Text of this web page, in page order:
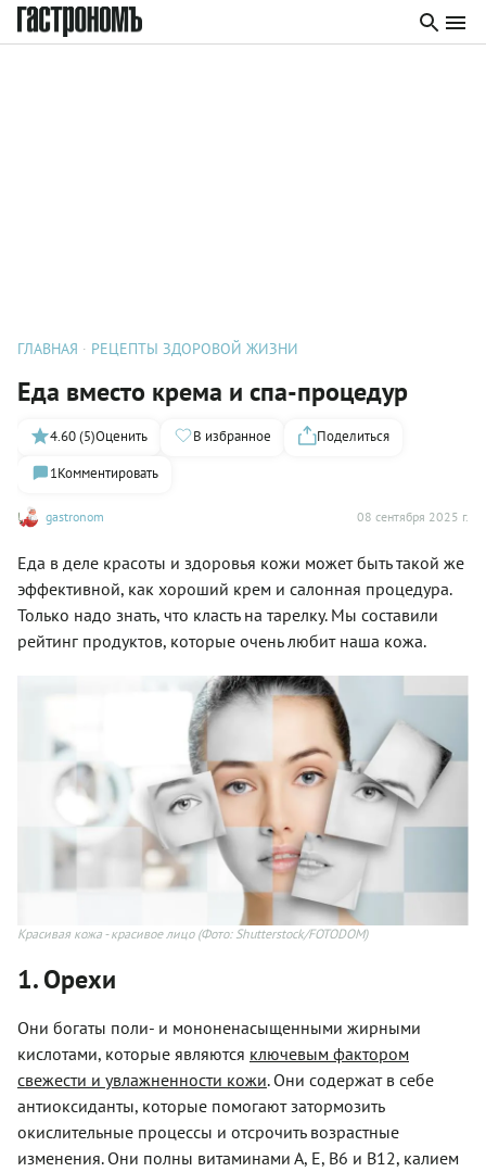
ГЛАВНАЯ РЕЦЕПТЫ ЗДОРОВОЙ ЖИЗНИ
Еда вместо крема и спа-процедур
gastronom 08 сентября 2025 г.
4.60 (5)Оценить В избранное
Поделиться
1Комментировать
Еда в деле красоты и здоровья кожи может быть такой же
эффективной, как хороший крем и салонная процедура.
Только надо знать, что класть на тарелку. Мы составили
рейтинг продуктов, которые очень любит наша кожа.
Красивая кожа - красивое лицо(Фото: Shutterstock/FOTODOM)
1. Орехи
Они богаты поли- и мононенасыщенными жирными
кислотами, которые являются ключевым фактором
свежести и увлажненности кожи. Они содержат в себе
антиоксиданты, которые помогают затормозить
окислительные процессы и отсрочить возрастные
изменения. Они полны витаминами А, E, B6 и B12, калием